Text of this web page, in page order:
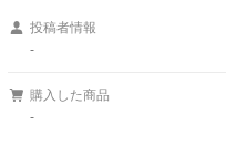
投稿者情報
-
購入した商品
-